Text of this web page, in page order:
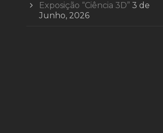
Exposição “Ciência 3D” 3 de
Junho, 2026